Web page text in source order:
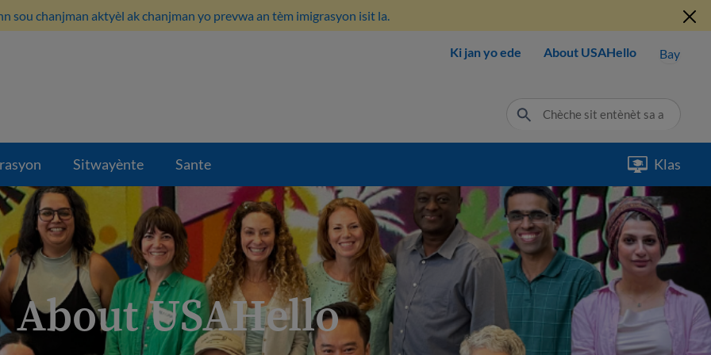
sou chanjman aktyèl ak chanjman yo prevwa an tèm imigrasyon isit la.
Ki jan yo ede About USAHello Bay
Sitwayènte Sante Klas
About USAHello